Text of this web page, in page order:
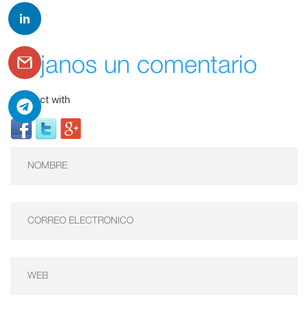
Déjanos un comentario
Connect with